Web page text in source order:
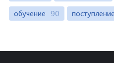
обучение 90 поступление